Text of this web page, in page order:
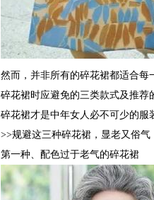
然而，并非所有的碎花裙都适合
碎花裙时应避免的三类款式及推
碎花裙才是中年女人必不可少的服
>>规避这三种碎花裙，显老又俗气
第一种、配色过于老气的碎花裙